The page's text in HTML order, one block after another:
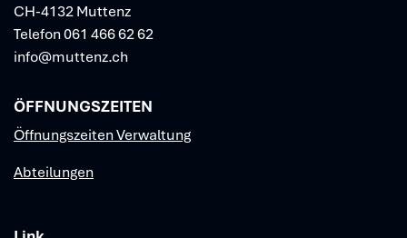
CH-4132 Muttenz
Telefon061 466 62 62
info@muttenz.ch
ÖFFNUNGSZEITEN
Öffnungszeiten Verwaltung
Abteilungen